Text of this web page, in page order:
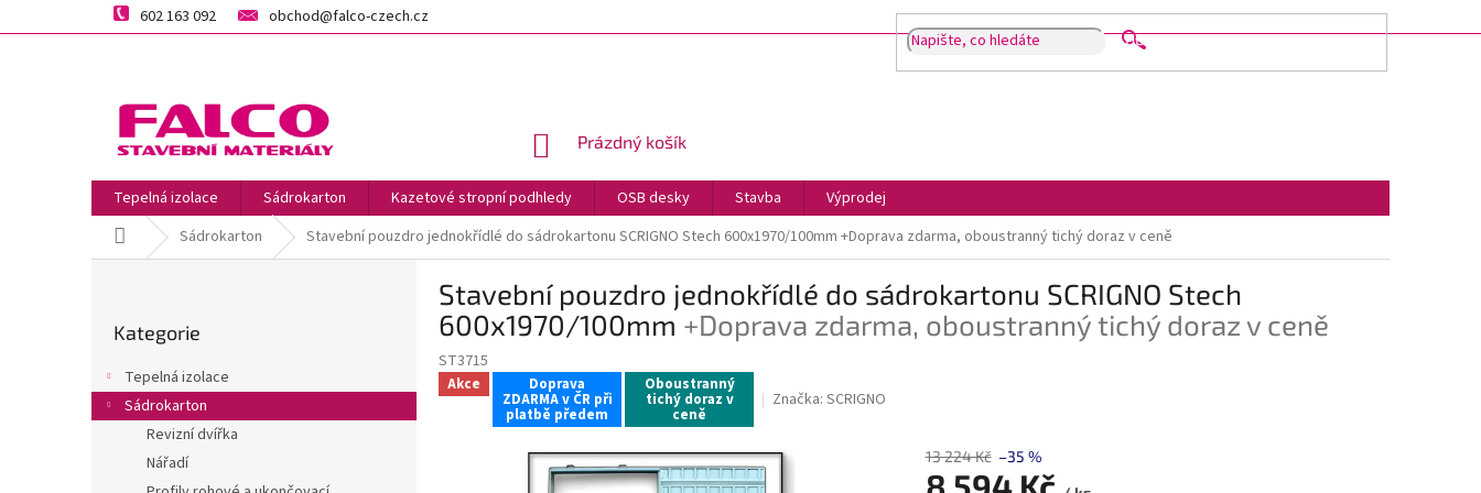
na
602 163 092 obchod@falco-czech.cz
HLEDAT
NÁKUPNÍ
Prázdný košík
Tepelná izolace Sádrokarton Kazetové stropní podhledy OSB desky Stavba
Výprodej
Domů Sádrokarton Stavební pouzdro jednokřídlé do sádrokartonu SCRIGNO Stech 600x1970/100mm +Doprava zdarma, oboustranný tichý doraz v ceně
a
n
kategorie
Kategorie
Tepelná izolace
Sádrokarton
Revizní dvířka
Nářadí
Stavební pouzdro jednokřídlé do sádrokartonu SCRIGNO Stech
600x1970/100mm +Doprava zdarma, oboustranný tichý doraz v ceně
ST3715
Akce Doprava
ZDARMA v ČR při
platbě předem
Oboustranný
tichý doraz v
ceně
Značka: SCRIGNO
13 224 Kč –35 %